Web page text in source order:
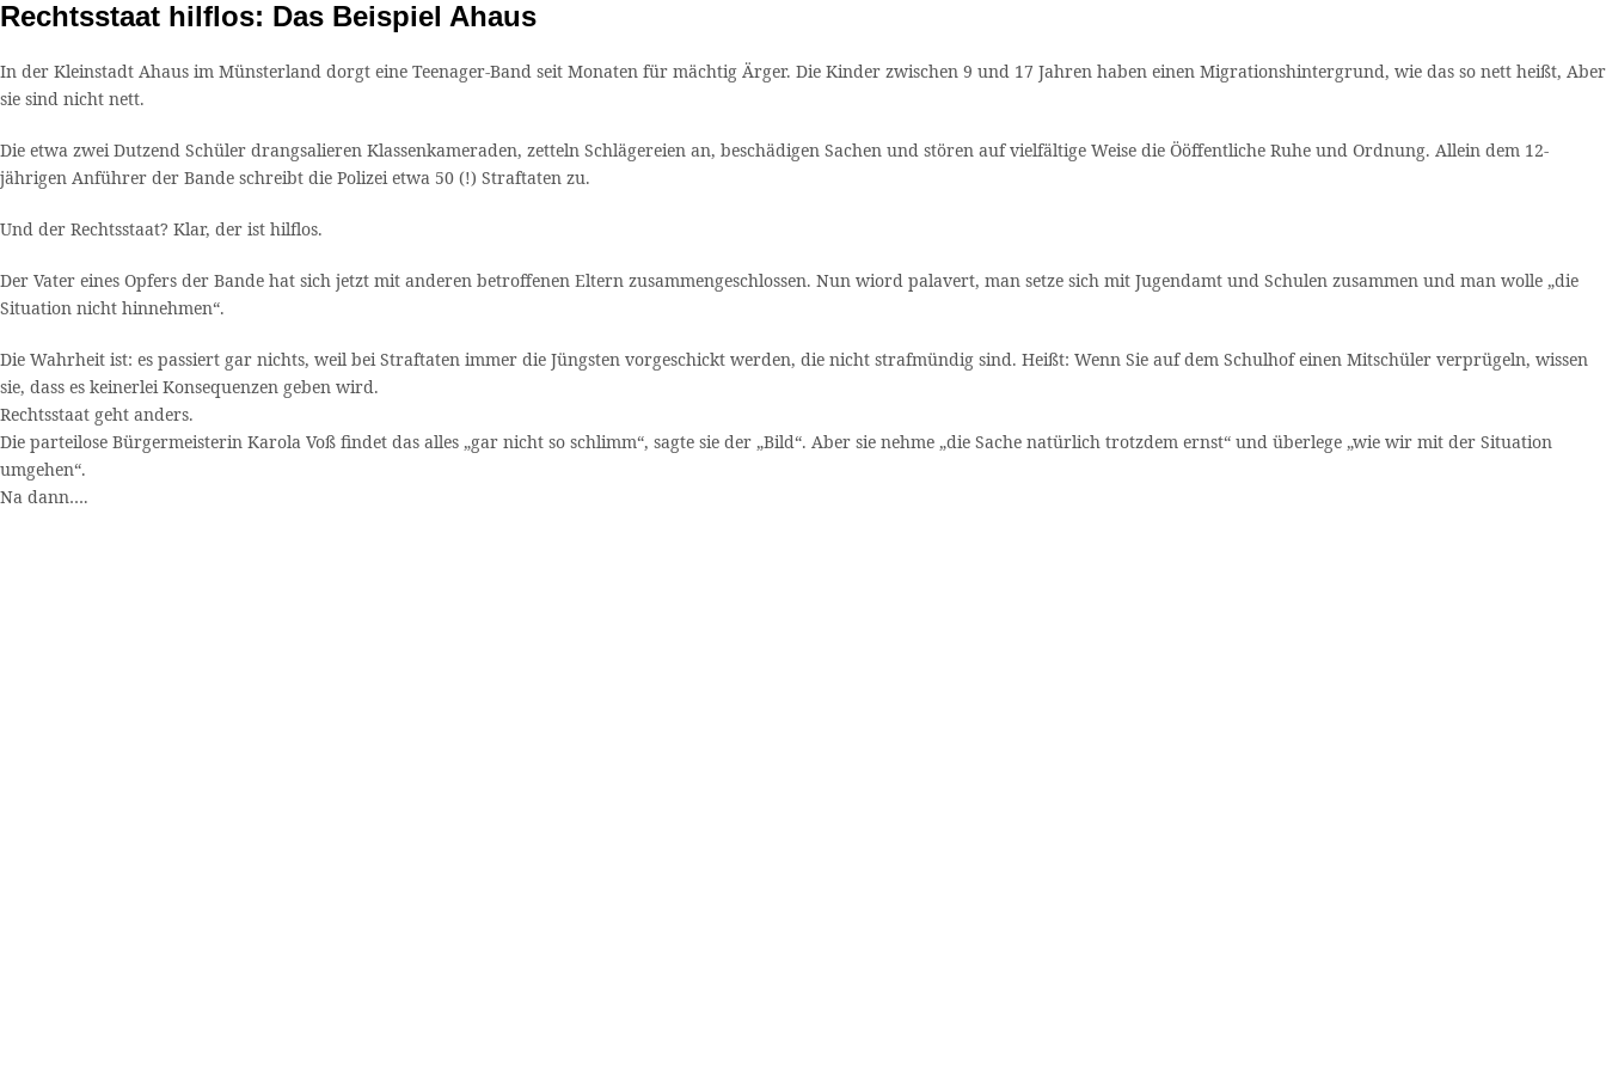
Rechtsstaat hilflos: Das Beispiel Ahaus
In der Kleinstadt Ahaus im Münsterland dorgt eine Teenager-Band seit Monaten für mächtig Ärger. Die Kinder zwischen 9 und 17 Jahren haben einen Migrationshintergrund, wie das so nett heißt, Aber
sie sind nicht nett.
Die etwa zwei Dutzend Schüler drangsalieren Klassenkameraden, zetteln Schlägereien an, beschädigen Sachen und stören auf vielfältige Weise die Ööffentliche Ruhe und Ordnung. Allein dem 12-
jährigen Anführer der Bande schreibt die Polizei etwa 50 (!) Straftaten zu.
Und der Rechtsstaat? Klar, der ist hilflos.
Der Vater eines Opfers der Bande hat sich jetzt mit anderen betroffenen Eltern zusammengeschlossen. Nun wiord palavert, man setze sich mit Jugendamt und Schulen zusammen und man wolle „die
Situation nicht hinnehmen“.
Die Wahrheit ist: es passiert gar nichts, weil bei Straftaten immer die Jüngsten vorgeschickt werden, die nicht strafmündig sind. Heißt: Wenn Sie auf dem Schulhof einen Mitschüler verprügeln, wissen
sie, dass es keinerlei Konsequenzen geben wird.
Rechtsstaat geht anders.
Die parteilose Bürgermeisterin Karola Voß findet das alles „gar nicht so schlimm“, sagte sie der „Bild“. Aber sie nehme „die Sache natürlich trotzdem ernst“ und überlege „wie wir mit der Situation
umgehen“.
Na dann….